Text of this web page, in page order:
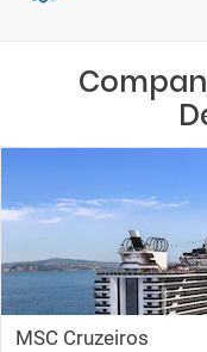
MSC Cruzeiros